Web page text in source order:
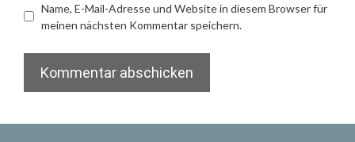
Name, E-Mail-Adresse und Website in diesem Browser für
meinen nächsten Kommentar speichern.